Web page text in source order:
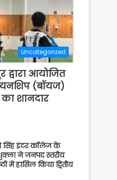
Uncategorized
आयोजित
(बॉयज)
शानदार
सिंह इंटर कॉलेज के
ने जनपद स्तरीय
में हासिल किया द्वितीय